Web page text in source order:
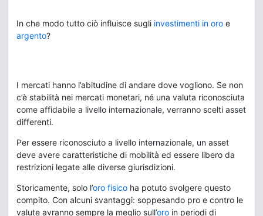
In che modo tutto ciò influisce sugli investimenti in oro e
argento?
I mercati hanno l’abitudine di andare dove vogliono. Se non
c’è stabilità nei mercati monetari, né una valuta riconosciuta
come affidabile a livello internazionale, verranno scelti asset
differenti.
Per essere riconosciuto a livello internazionale, un asset
deve avere caratteristiche di mobilità ed essere libero da
restrizioni legate alle diverse giurisdizioni.
Storicamente, solo l’oro fisico ha potuto svolgere questo
compito. Con alcuni svantaggi: soppesando pro e contro le
valute avranno sempre la meglio sull’oro in periodi di